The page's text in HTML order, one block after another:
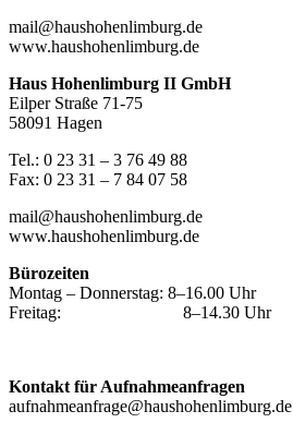
mail@haushohenlimburg.de
www.haushohenlimburg.de
Haus Hohenlimburg II GmbH
Eilper Straße 71-75
58091 Hagen
Tel.: 0 23 31 – 3 76 49 88
Fax: 0 23 31 – 7 84 07 58
mail@haushohenlimburg.de
www.haushohenlimburg.de
Bürozeiten
Montag – Donnerstag: 8–16.00 Uhr
Freitag: 8–14.30 Uhr
Kontakt für Aufnahmeanfragen
aufnahmeanfrage@haushohenlimburg.de